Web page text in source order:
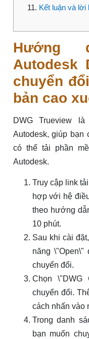
Kết luận và lời
Hướng
Autodesk
chuyển
bản cao
DWG Trueview
Autodesk, giúp bạn
có thể tải phần
Autodesk.
Truy cập link
hợp với hệ
theo hướng
10 phút.
Sau khi cài
năng
chuyển đổi.
Chọn \"DWG
chuyển đổi.
cách nhấn vào
Trong danh
bạn muốn